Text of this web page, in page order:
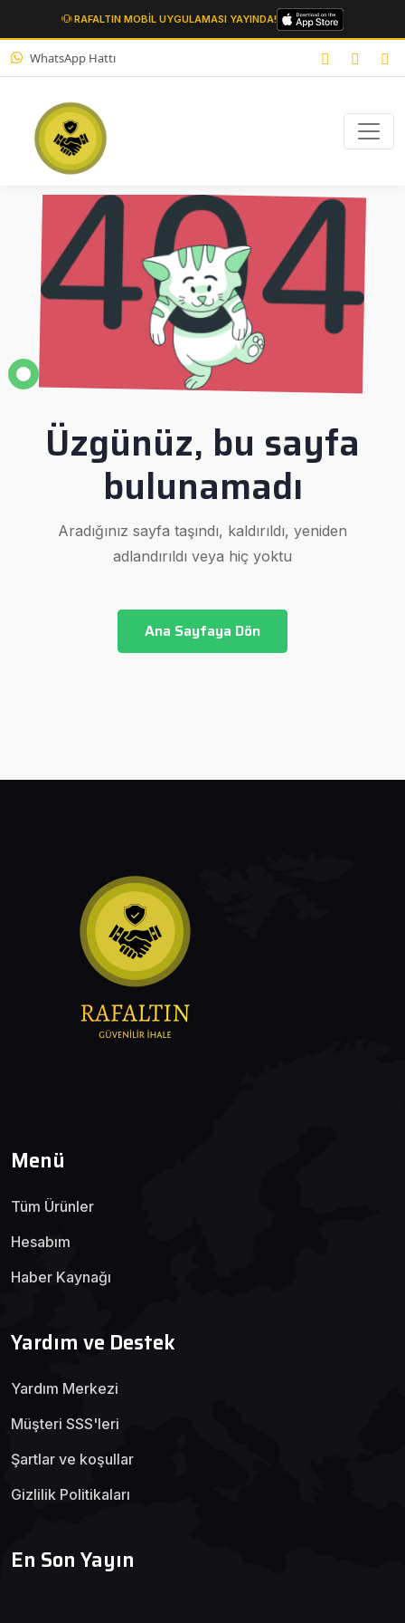
RAFALTIN MOBİL UYGULAMASI YAYINDA!
WhatsApp Hattı
Üzgünüz, bu sayfa
bulunamadı
Aradığınız sayfa taşındı, kaldırıldı, yeniden
adlandırıldı veya hiç yoktu
Ana Sayfaya Dön
Menü
Tüm Ürünler
Hesabım
Haber Kaynağı
Yardım ve Destek
Yardım Merkezi
Müşteri SSS'leri
Şartlar ve koşullar
Gizlilik Politikaları
En Son Yayın